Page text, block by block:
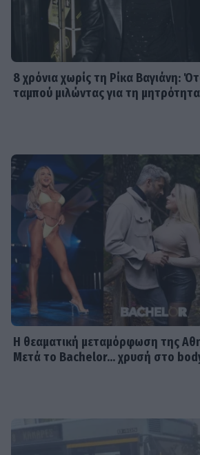
8 χρόνια χωρίς τη Ρίκα Βαγιάνη:
ταμπού μιλώντας για τη
Η θεαματική μεταμόρφωση της
Μετά το Bachelor... χρυσή στο